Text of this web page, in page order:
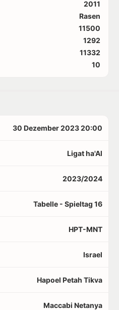
2011
Rasen
11500
1292
11332
10
30 Dezember 2023 20:00
Ligat ha'Al
2023/2024
Tabelle - Spieltag 16
HPT-MNT
Israel
Hapoel Petah Tikva
Maccabi Netanya